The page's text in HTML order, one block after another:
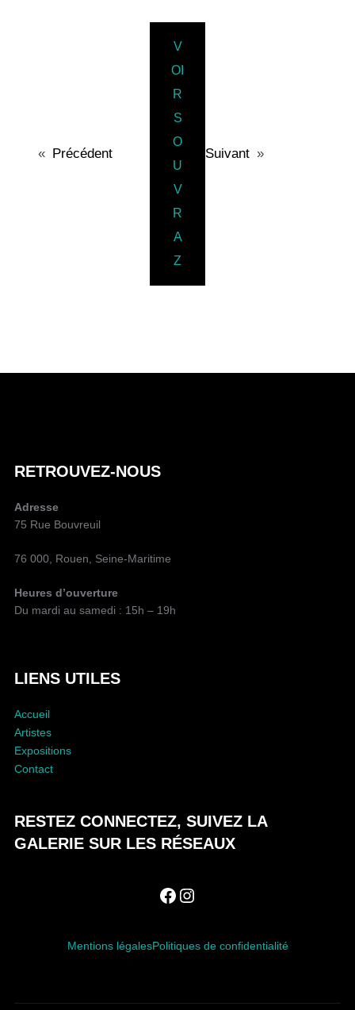
« Précédent
V
OI
R
S
O
U
V
R
A
Z
Suivant »
U
E
A
P
B
I
C
I
O
RETROUVEZ-NOUS
Adresse
75 Rue Bouvreuil
76 000, Rouen, Seine-Maritime
Heures d’ouverture
Du mardi au samedi : 15h – 19h
LIENS UTILES
Accueil
Artistes
Expositions
Contact
RESTEZ CONNECTEZ, SUIVEZ LA
GALERIE SUR LES RÉSEAUX
Facebook
Instagram
Mentions légalesPolitiques de confidentialité